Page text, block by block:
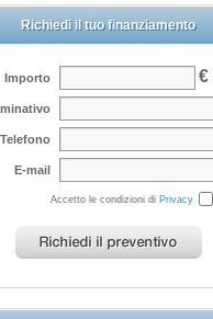
Richiedi il tuo finanziamento
Importo €
Telefono
E-mail
Accetto le condizioni di Privacy